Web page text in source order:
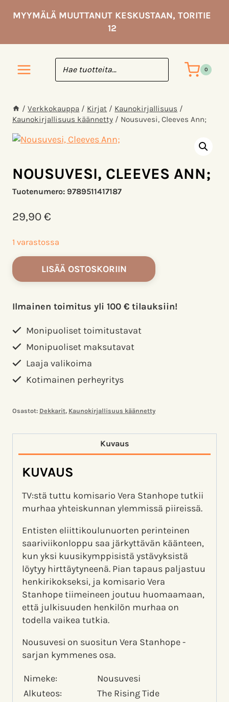
sisältöön
MYYMÄLÄ MUUTTANUT KESKUSTAAN, TORITIE
12
0
/ Verkkokauppa / Kirjat / Kaunokirjallisuus /
Kaunokirjallisuus käännetty / Nousuvesi, Cleeves Ann;
NOUSUVESI, CLEEVES ANN;
Tuotenumero: 9789511417187
29,90€
1 varastossa
Nousuvesi,
Cleeves
määrä
LISÄÄ OSTOSKORIIN
Ilmainen toimitus yli 100 € tilauksiin!
Monipuoliset toimitustavat
Monipuoliset maksutavat
Laaja valikoima
Kotimainen perheyritys
Osastot: Dekkarit, Kaunokirjallisuus käännetty
Kuvaus
KUVAUS
TV:stä tuttu komisario Vera Stanhope tutkii
murhaa yhteiskunnan ylemmissä piireissä.
Entisten eliittikoulunuorten perinteinen
saariviikonloppu saa järkyttävän käänteen,
kun yksi kuusikymppisistä ystävyksistä
löytyy hirttäytyneenä. Pian tapaus paljastuu
henkirikokseksi, ja komisario Vera
Stanhope tiimeineen joutuu huomaamaan,
että julkisuuden henkilön murhaa on
todella vaikea tutkia.
Nousuvesi on suositun Vera Stanhope -
sarjan kymmenes osa.
Nimeke:
Nousuvesi
Alkuteos:
The Rising Tide